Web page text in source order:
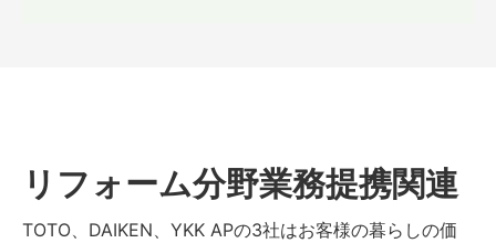
リフォーム分野業務提携関連
TOTO、DAIKEN、YKK APの3社はお客様の暮らしの価